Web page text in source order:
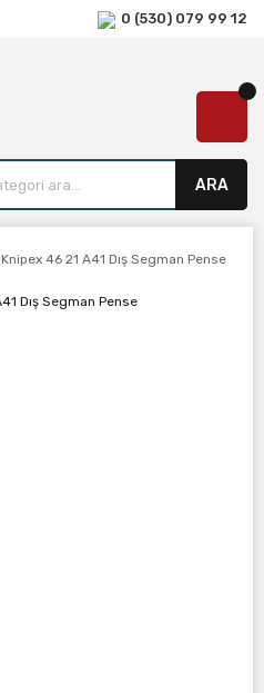
0 (530) 079 99 12
ARA
Knipex 46 21 A41 Dış Segman Pense